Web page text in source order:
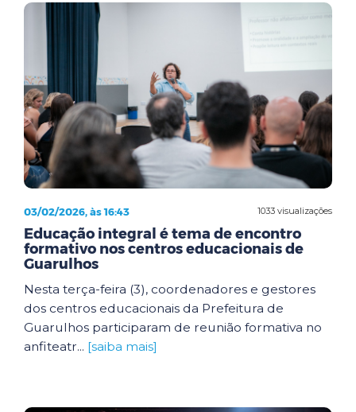
1033 visualizações
03/02/2026, às 16:43
Educação integral é tema de encontro
formativo nos centros educacionais de
Guarulhos
Nesta terça-feira (3), coordenadores e gestores
dos centros educacionais da Prefeitura de
Guarulhos participaram de reunião formativa no
anfiteatr... [saiba mais]